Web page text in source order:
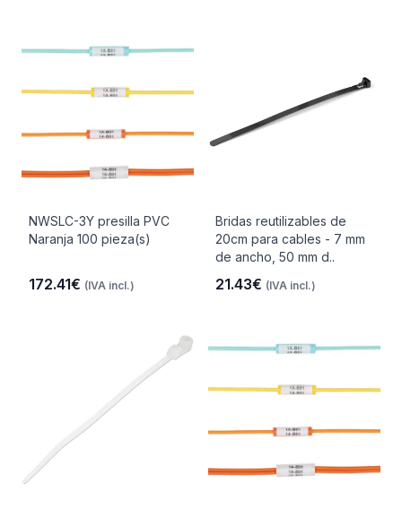
NWSLC-3Y presilla PVC
Naranja 100 pieza(s)
172.41€ (IVA incl.)
Bridas reutilizables de
20cm para cables - 7 mm
de ancho, 50 mm d..
21.43€ (IVA incl.)